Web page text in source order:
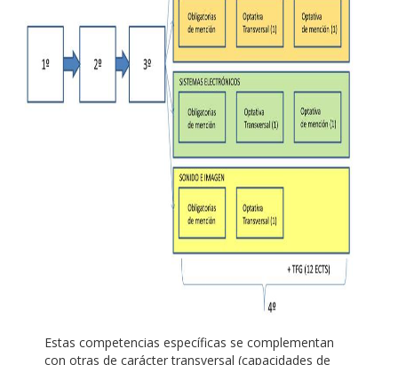
Estas competencias específicas se complementan
con otras de carácter transversal (capacidades de